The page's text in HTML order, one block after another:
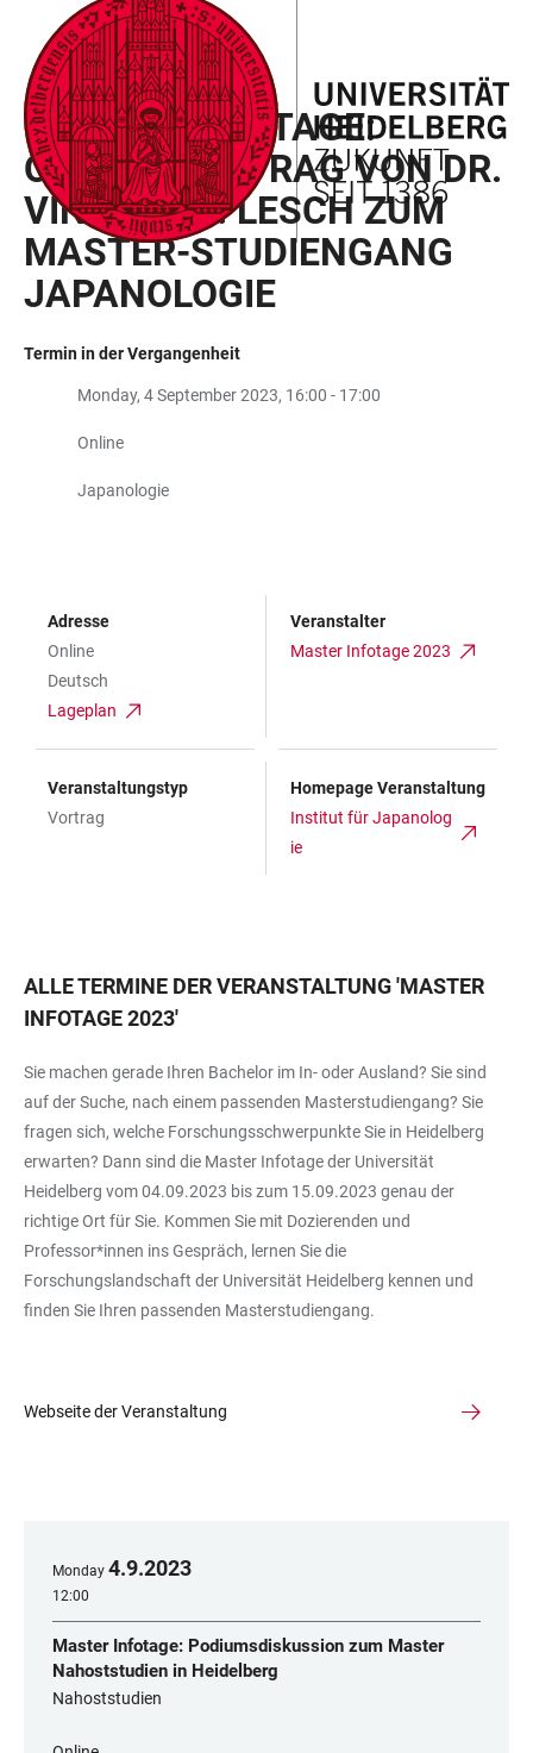
LINKS
ZUR
BARRIEREFREIHEIT
ZUM
HAUPTINHALT
HAUPTNAVIGATION
ÖFFNEN
WEBSEITENSUCHE
ÖFFNEN
MASTER INFOTAGE:
ONLINE-VORTRAG VON DR.
VINCENT B. LESCH ZUM
MASTER-STUDIENGANG
JAPANOLOGIE
Termin in der Vergangenheit
Monday, 4 September 2023, 16:00 - 17:00
Online
Japanologie
Adresse
Online
Deutsch
Lageplan
Veranstalter
Master Infotage 2023
Veranstaltungstyp
Vortrag
Homepage Veranstaltung
Institut für Japanolog
ie
ALLE TERMINE DER VERANSTALTUNG'MASTER
INFOTAGE 2023'
Sie machen gerade Ihren Bachelor im In- oder Ausland? Sie sind
auf der Suche, nach einem passenden Masterstudiengang? Sie
fragen sich, welche Forschungsschwerpunkte Sie in Heidelberg
erwarten? Dann sind die Master Infotage der Universität
Heidelberg vom 04.09.2023 bis zum 15.09.2023 genau der
richtige Ort für Sie. Kommen Sie mit Dozierenden und
Professor*innen ins Gespräch, lernen Sie die
Forschungslandschaft der Universität Heidelberg kennen und
finden Sie Ihren passenden Masterstudiengang.
Webseite der Veranstaltung
Monday 4.9.2023
12:00
Master Infotage: Podiumsdiskussion zum Master
Nahoststudien in Heidelberg
Nahoststudien